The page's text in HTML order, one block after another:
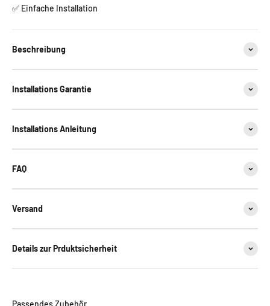
✅ Einfache Installation
Beschreibung
Installations Garantie
Installations Anleitung
FAQ
Versand
Details zur Prduktsicherheit
Passendes Zubehör